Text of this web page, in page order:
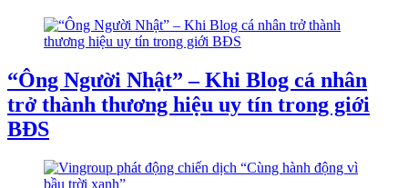
“Ông Người Nhật” – Khi Blog cá nhân
trở thành thương hiệu uy tín trong giới
BĐS